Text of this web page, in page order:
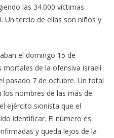
las 34.000 víctimas
Un tercio de ellas son niños y
el domingo 15 de
mortales de la ofensiva israelí
pasado 7 de octubre. Un total
los nombres de las más de
ejército sionista que el
identificar. El número es
y queda lejos de la